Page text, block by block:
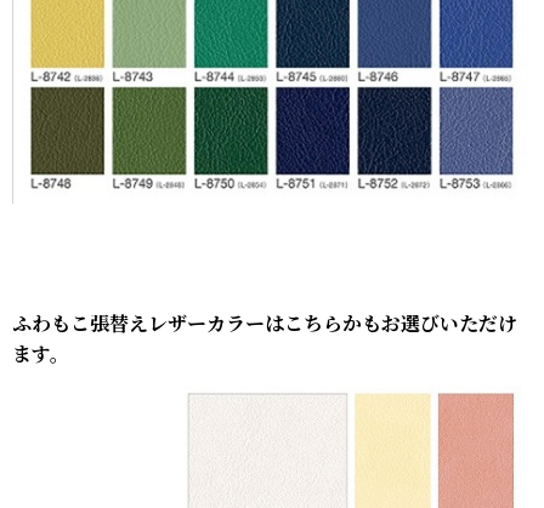
ふわもこ張替えレザーカラーはこちらかもお選びいただけ
ます。